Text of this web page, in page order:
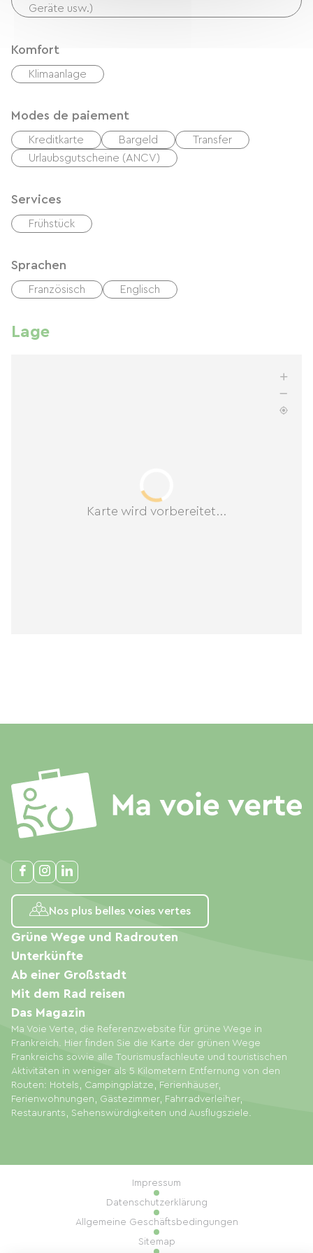
Geräte usw.)
Komfort
Klimaanlage
Modes de paiement
Kreditkarte Bargeld
Transfer
Urlaubsgutscheine (ANCV)
Services
Frühstück
Sprachen
Französisch Englisch
Lage
Karte wird vorbereitet...
Nos plus belles voies vertes
Ma Voie Verte, die Referenzwebsite für grüne Wege in
Frankreich. Hier finden Sie die Karte der grünen Wege
Frankreichs sowie alle Tourismusfachleute und touristischen
Aktivitäten in weniger als 5 Kilometern Entfernung von den
Routen: Hotels, Campingplätze, Ferienhäuser,
Ferienwohnungen, Gästezimmer, Fahrradverleiher,
Restaurants, Sehenswürdigkeiten und Ausflugsziele.
Grüne Wege und Radrouten
Unterkünfte
Ab einer Großstadt
Mit dem Rad reisen
Das Magazin
Impressum
Datenschutzerklärung
Allgemeine Geschäftsbedingungen
Sitemap